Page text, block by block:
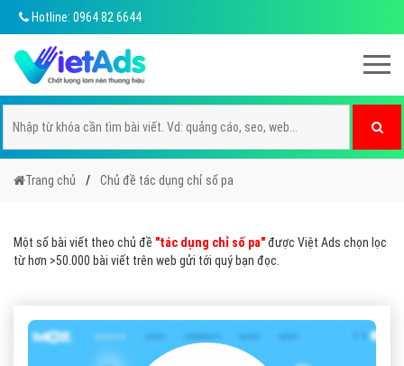
Hotline: 0964 82 6644
Trang chủ Chủ đề tác dụng chỉ số pa
Một số bài viết theo chủ đề "tác dụng chỉ số pa"được Việt Ads chọn lọc
từ hơn >50.000 bài viết trên web gửi tới quý bạn đọc.